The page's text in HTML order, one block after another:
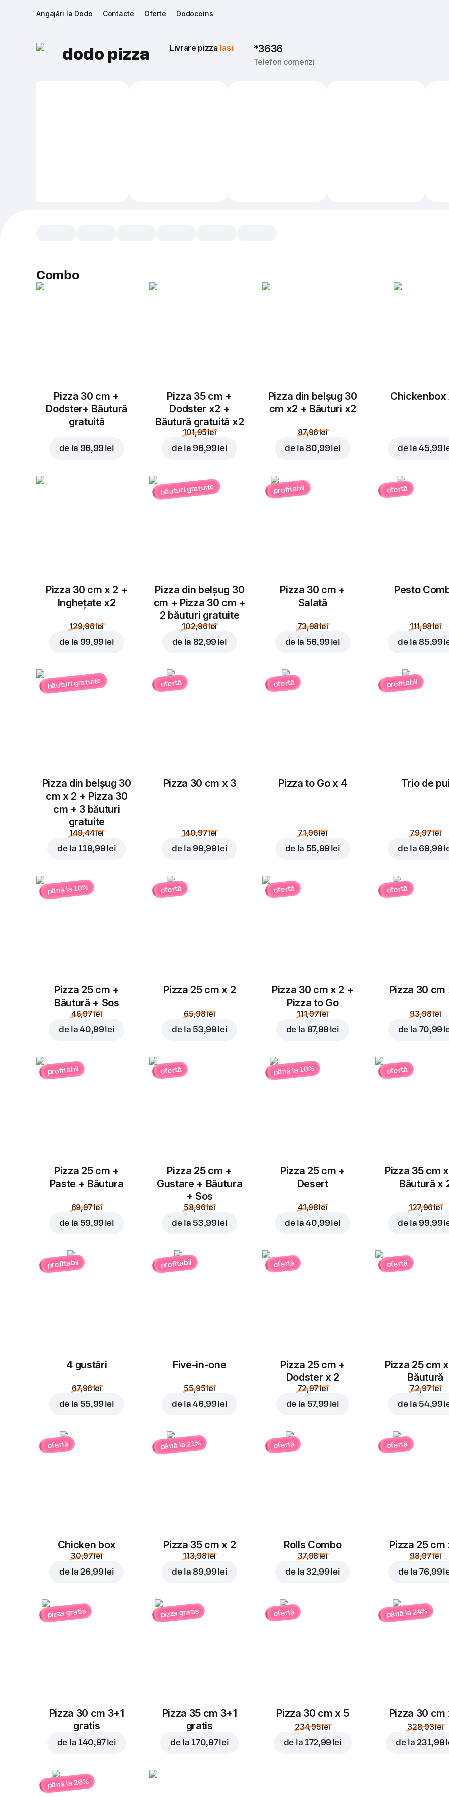
Angajări la Dodo Contacte Oferte Dodocoins
dodo pizza Livrare pizza Iasi *3636
Telefon comenzi
Adaugă topping
3,00 lei
Ananas
4,00 lei
Combo
Pizza 30 cm +
Dodster+ Băutură
gratuită
de la 96,99 lei
Pizza 35 cm +
Dodster x2 +
Băutură gratuită x2
101,95 lei
de la 96,99 lei
Pizza din belșug 30
cm x2 + Băuturi x2
87,96 lei
de la 80,99 lei
Chickenbox
de la45,99
Pizza 30 cm x 2 +
Inghețate x2
129,96 lei
de la 99,99 lei
băuturi gratuite
Pizza din belșug 30
cm + Pizza 30 cm +
2 băuturi gratuite
102,96 lei
de la 82,99 lei
profitabil
Pizza 30 cm +
Salată
73,98 lei
de la 56,99 lei
ofertă
Pesto
111,98 lei
de la 85,99
băuturi gratuite
Pizza din belșug 30
cm x 2 + Pizza 30
cm + 3 băuturi
gratuite
149,44 lei
de la119,99 lei
ofertă
Pizza 30 cm x 3
140,97 lei
de la 99,99 lei
ofertă
Pizza to Go x 4
71,96 lei
de la 55,99 lei
profitabil
Trio de pui
79,97 lei
de la 69,99
până la 10%
Pizza 25 cm +
Băutură + Sos
46,97 lei
de la40,99 lei
ofertă
Pizza 25 cm x 2
65,98 lei
de la 53,99 lei
ofertă
Pizza 30 cm x 2 +
Pizza to Go
111,97 lei
de la 87,99 lei
ofertă
Pizza 30 cm
93,98 lei
de la 70,99
profitabil
Pizza 25 cm +
Paste + Băutura
69,97 lei
de la 59,99 lei
ofertă
Pizza 25 cm +
Gustare + Băutura
+ Sos
58,96 lei
de la 53,99 lei
până la 10%
Pizza 25 cm +
Desert
41,98 lei
de la40,99 lei
ofertă
Pizza 35 cm
Băutură x
127,96 lei
de la 99,99
profitabil
4 gustări
67,96 lei
de la 55,99 lei
profitabil
Five-in-one
55,95 lei
de la46,99 lei
ofertă
Pizza 25 cm +
Dodster x 2
72,97 lei
de la 57,99 lei
ofertă
Pizza 25 cm
Băutură
72,97 lei
de la 54,99
ofertă
Chicken box
30,97 lei
de la26,99 lei
până la 21%
Pizza 35 cm x 2
113,98 lei
de la 89,99 lei
ofertă
Rolls Combo
37,98 lei
de la32,99 lei
ofertă
Pizza 25 cm
98,97 lei
de la76,99
pizza gratis
Pizza 30 cm 3+1
gratis
de la 140,97 lei
pizza gratis
Pizza 35 cm 3+1
gratis
de la170,97 lei
ofertă
Pizza 30 cm x 5
234,95 lei
de la 172,99 lei
până la 24%
Pizza 30 cm
328,93 lei
de la231,99
până la 26%